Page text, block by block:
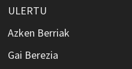
ULERTU
Azken Berriak
Gai Berezia